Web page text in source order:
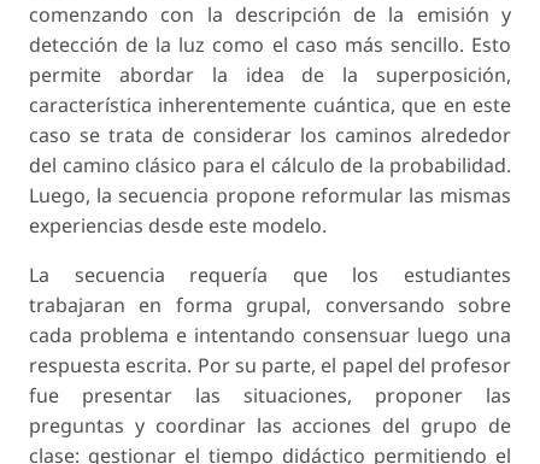
comenzando con la descripción de la emisión y
detección de la luz como el caso más sencillo. Esto
permite abordar la idea de la superposición,
característica inherentemente cuántica, que en este
caso se trata de considerar los caminos alrededor
del camino clásico para el cálculo de la probabilidad.
Luego, la secuencia propone reformular las mismas
experiencias desde este modelo.
La secuencia requería que los estudiantes
trabajaran en forma grupal, conversando sobre
cada problema e intentando consensuar luego una
respuesta escrita. Por su parte, el papel del profesor
fue presentar las situaciones, proponer las
preguntas y coordinar las acciones del grupo de
clase: gestionar el tiempo didáctico permitiendo el